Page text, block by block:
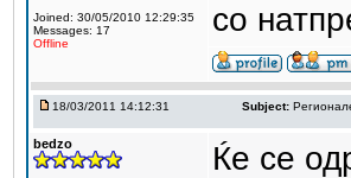
Joined: 30/05/2010 12:29:35
Messages: 17
Offline
со
18/03/2011 14:12:31 Subject:
bedzo Ќе се